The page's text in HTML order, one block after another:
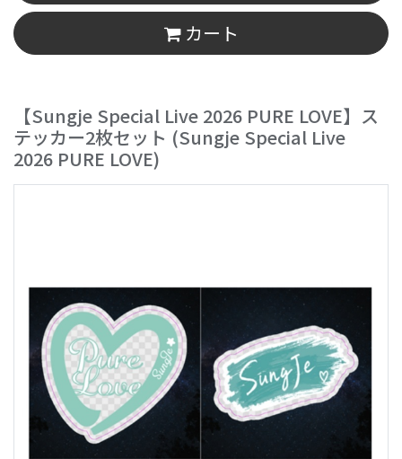
カート
【Sungje Special Live 2026 PURE LOVE】ス
テッカー2枚セット (Sungje Special Live
2026 PURE LOVE)